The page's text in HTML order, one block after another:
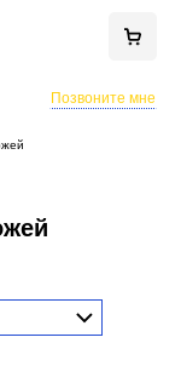
Позвоните мне